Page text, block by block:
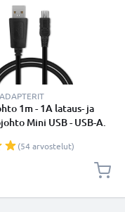
1m - 1A lataus- ja
Mini USB - USB-A.
(54 arvostelut)